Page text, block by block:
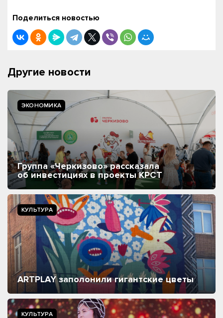
Поделиться новостью
Другие новости
ЭКОНОМИКА
Группа «Черкизово» рассказала
об инвестициях в проекты КРСТ
КУЛЬТУРА
ARTPLAY заполонили гигантские цветы
КУЛЬТУРА